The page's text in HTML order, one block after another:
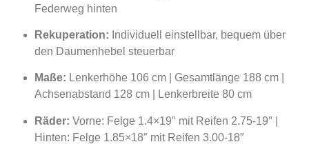
Federweg hinten
Rekuperation: Individuell einstellbar, bequem über
den Daumenhebel steuerbar
Maße: Lenkerhöhe 106 cm | Gesamtlänge 188 cm |
Achsenabstand 128 cm | Lenkerbreite 80 cm
Räder: Vorne: Felge 1.4×19″ mit Reifen 2.75-19″ |
Hinten: Felge 1.85×18″ mit Reifen 3.00-18″